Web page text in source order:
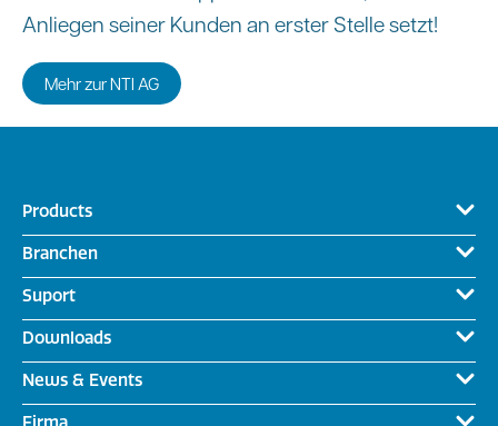
Anliegen seiner Kunden an erster Stelle setzt!
Mehr zur NTI AG
Products
Branchen
Suport
Downloads
News & Events